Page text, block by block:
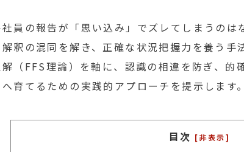
員の報告が「思い込み」でズレてしまうのは
解釈の混同を解き、正確な状況把握力を養う
（FFS理論）を軸に、認識の相違を防ぎ、的
育てるための実践的アプローチを提示します。
目次 [非表示]